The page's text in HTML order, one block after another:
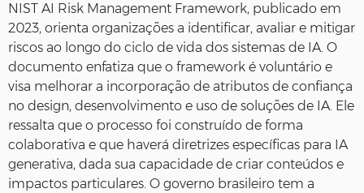
NIST AI Risk Management Framework, publicado em
2023, orienta organizações a identificar, avaliar e mitigar
riscos ao longo do ciclo de vida dos sistemas de IA. O
documento enfatiza que o framework é voluntário e
visa melhorar a incorporação de atributos de confiança
no design, desenvolvimento e uso de soluções de IA. Ele
ressalta que o processo foi construído de forma
colaborativa e que haverá diretrizes específicas para IA
generativa, dada sua capacidade de criar conteúdos e
impactos particulares. O governo brasileiro tem a